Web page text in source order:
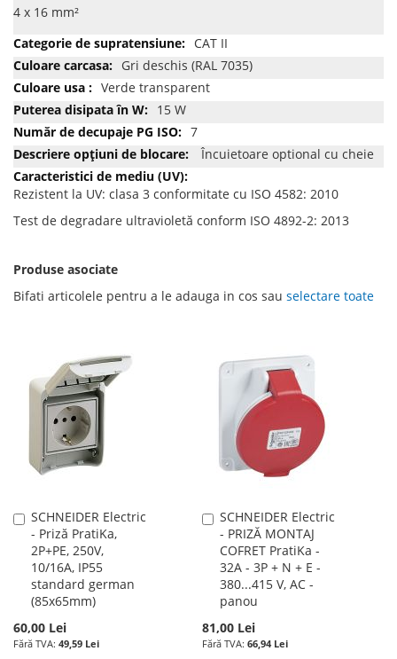
4 x 16 mm²
CAT II
Gri deschis (RAL 7035)
Verde transparent
15 W
7
Încuietoare optional cu cheie
Rezistent la UV: clasa 3 conformitate cu ISO 4582: 2010
Test de degradare ultravioletă conform ISO 4892-2: 2013
Produse asociate
Bifati articolele pentru a le adauga in cos sau selectare toate
SCHNEIDER Electric
- Priză PratiKa,
2P+PE, 250V,
10/16A, IP55
standard german
(85x65mm)
60,00 Lei
49,59 Lei
Adauga
în
cos
SCHNEIDER Electric
- PRIZĂ MONTAJ
COFRET PratiKa -
32A - 3P + N + E -
380...415 V, AC -
panou
81,00 Lei
66,94 Lei
Adauga
în
cos